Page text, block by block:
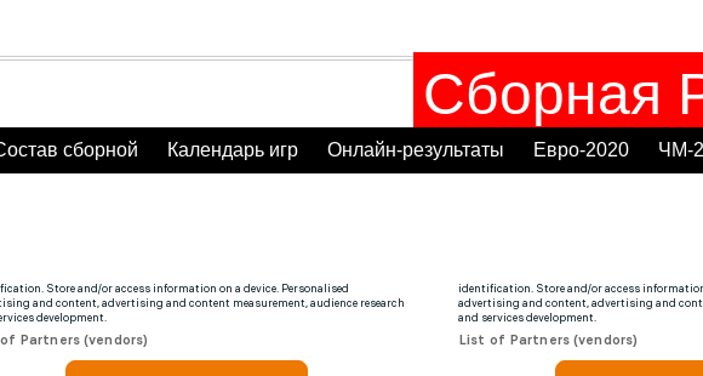
Сборная
сборной Календарь игр Онлайн-результаты Евро-2020 ЧМ-